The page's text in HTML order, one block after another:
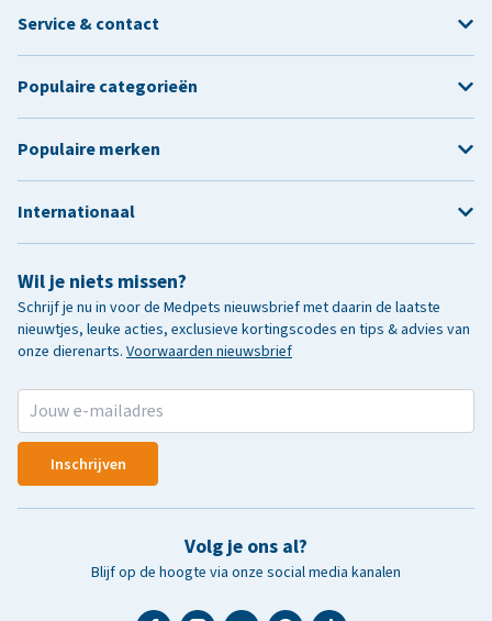
Wil je niets missen?
Schrijf je nu in voor de Medpets nieuwsbrief met daarin de laatste
nieuwtjes, leuke acties, exclusieve kortingscodes en tips & advies van
onze dierenarts. Voorwaarden nieuwsbrief
Inschrijven
Volg je ons al?
Blijf op de hoogte via onze social media kanalen
Service & contact
Populaire categorieën
Populaire merken
Internationaal